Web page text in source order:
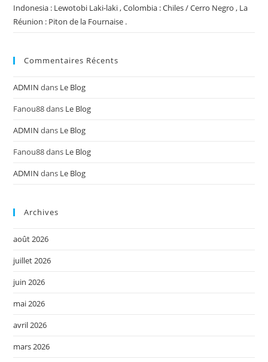
Indonesia : Lewotobi Laki-laki , Colombia : Chiles / Cerro Negro , La
Réunion : Piton de la Fournaise .
Commentaires Récents
ADMIN dans Le Blog
Fanou88dans Le Blog
ADMIN dans Le Blog
Fanou88dans Le Blog
ADMIN dans Le Blog
Archives
août 2026
juillet 2026
juin 2026
mai 2026
avril 2026
mars 2026